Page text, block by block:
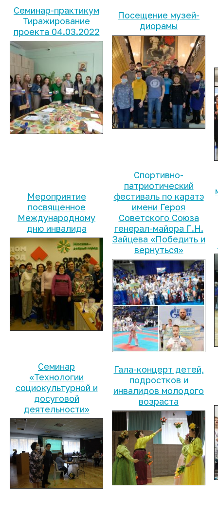
Семинар-практикум
Тиражирование
проекта 04.03.2022
Посещение музей-
диорамы
Мероприятие
посвященное
Международному
дню инвалида
Спортивно-
патриотический
фестиваль по каратэ
имени Героя
Советского Союза
генерал-майора Г.Н.
Зайцева «Победить и
вернуться»
Семинар
«Технологии
социокультурной и
досуговой
деятельности»
Гала-концерт детей,
подростков и
инвалидов молодого
возраста